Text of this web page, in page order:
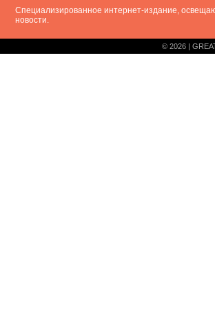
Специализированное интернет-издание,
новости.
© 2026 |